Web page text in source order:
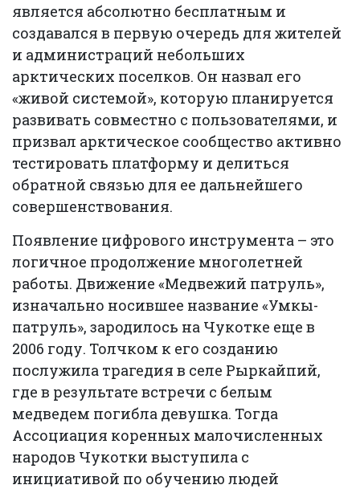
является абсолютно бесплатным и
создавался в первую очередь для жителей
и администраций небольших
арктических поселков. Он назвал его
«живой системой», которую планируется
развивать совместно с пользователями, и
призвал арктическое сообщество активно
тестировать платформу и делиться
обратной связью для ее дальнейшего
совершенствования.
Появление цифрового инструмента – это
логичное продолжение многолетней
работы. Движение «Медвежий патруль»,
изначально носившее название «Умкы-
патруль», зародилось на Чукотке еще в
2006 году. Толчком к его созданию
послужила трагедия в селе Рыркайпий,
где в результате встречи с белым
медведем погибла девушка. Тогда
Ассоциация коренных малочисленных
народов Чукотки выступила с
инициативой по обучению людей